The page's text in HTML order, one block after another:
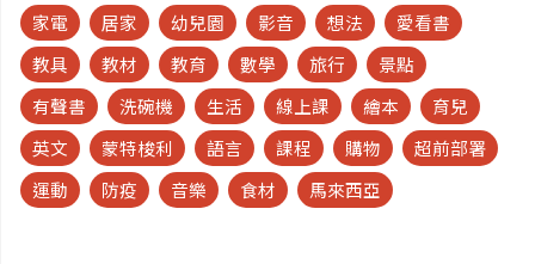
廠
設
定"
家電
居家 幼兒園 影音 想法
愛看書
教具
教材 教育 數學 旅行
景點
有聲書
洗碗機 生活 線上課 繪本
育兒
英文
蒙特梭利 語言 課程 購物
超前部署
運動
防疫 音樂 食材 馬來西亞